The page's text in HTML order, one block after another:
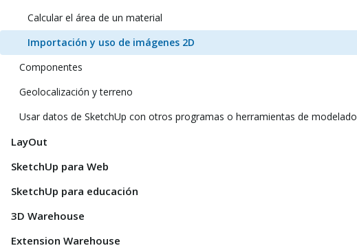
Calcular el área de un material
Importación y uso de imágenes 2D
Componentes
Geolocalización y terreno
Usar datos de SketchUp con otros programas o herramientas de modelado
LayOut
SketchUp para Web
SketchUp para educación
3D Warehouse
Extension Warehouse